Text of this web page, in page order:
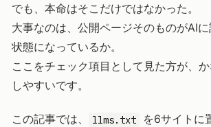
でも、本命はそこだけではなかった。
大事なのは、公開ページそのものがAI
状態になっているか。
ここをチェック項目として見た方が、
しやすいです。
この記事では、 llms.txt
を6サイトに